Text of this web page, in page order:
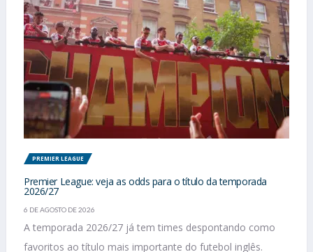
PREMIER LEAGUE
Premier League: veja as odds para o título da temporada
2026/27
6 DE AGOSTO DE 2026
A temporada 2026/27 já tem times despontando como
favoritos ao título mais importante do futebol inglês.